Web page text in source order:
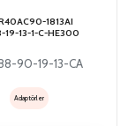
1813AI
19-13-1-C-HE300
90-19-13-CA
Adaptörler